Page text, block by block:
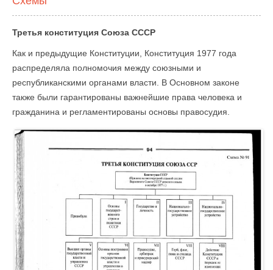
Третья конституция Союза СССР
Как и предыдущие Конституции, Конституция 1977 года
распределяла полномочия между союзными и
республиканскими органами власти. В Основном законе
также были гарантированы важнейшие права человека и
гражданина и регламентированы основы правосудия.